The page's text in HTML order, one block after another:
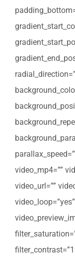
video_mp4=””
video_url=””